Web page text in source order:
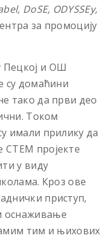
DoSE, ODYSSEy,
за промоцију
и ОШ
су домаћини
тако да први део
Током
имали прилику да
СТЕМ пројекте
у виду
Кроз ове
приступ,
оснаживање
тим и њихових